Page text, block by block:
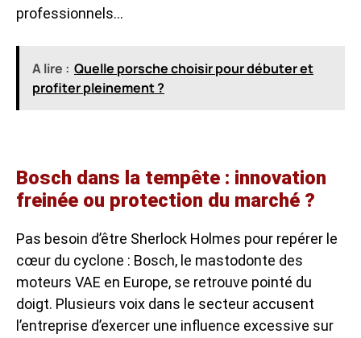
professionnels…
A lire : Quelle porsche choisir pour débuter et
profiter pleinement ?
Bosch dans la tempête : innovation
freinée ou protection du marché ?
Pas besoin d’être Sherlock Holmes pour repérer le
cœur du cyclone : Bosch, le mastodonte des
moteurs VAE en Europe, se retrouve pointé du
doigt. Plusieurs voix dans le secteur accusent
l’entreprise d’exercer une influence excessive sur